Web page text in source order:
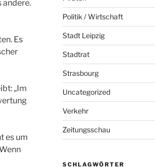
andere.
Es
„Im
es um
Politik / Wirtschaft
Stadt Leipzig
Stadtrat
Strasbourg
Uncategorized
Verkehr
Zeitungsschau
SCHLAGWÖRTER